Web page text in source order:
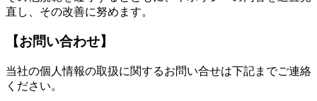
直し、その改善に努めます。
【お問い合わせ】
当社の個人情報の取扱に関するお問い合せは下記までご連絡
ください。